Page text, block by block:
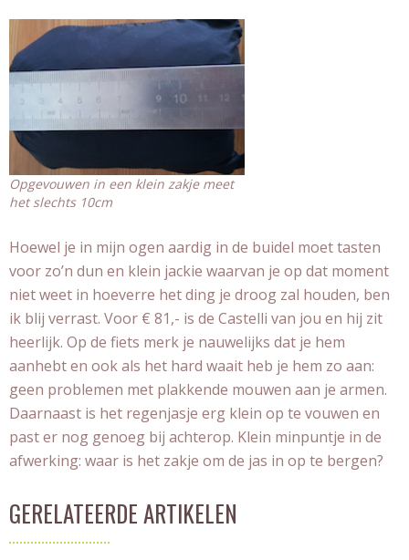
Opgevouwen in een klein zakje meet
het slechts 10cm
Hoewel je in mijn ogen aardig in de buidel moet tasten
voor zo’n dun en klein jackie waarvan je op dat moment
niet weet in hoeverre het ding je droog zal houden, ben
ik blij verrast. Voor € 81,- is de Castelli van jou en hij zit
heerlijk. Op de fiets merk je nauwelijks dat je hem
aanhebt en ook als het hard waait heb je hem zo aan:
geen problemen met plakkende mouwen aan je armen.
Daarnaast is het regenjasje erg klein op te vouwen en
past er nog genoeg bij achterop. Klein minpuntje in de
afwerking: waar is het zakje om de jas in op te bergen?
GERELATEERDE ARTIKELEN